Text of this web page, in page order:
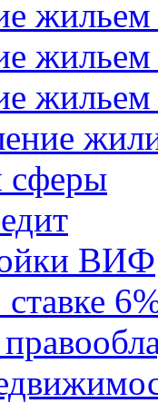
жильем
сферы
ВИФ
ставке